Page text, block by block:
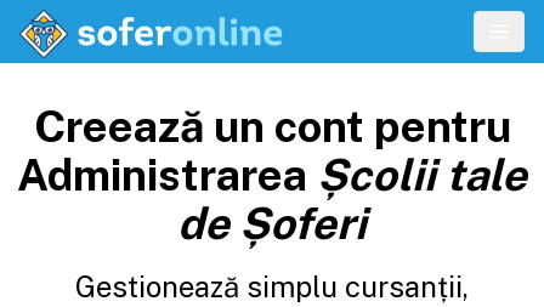
Creează un cont pentru
Administrarea Școlii tale
de Șoferi
Gestionează simplu cursanții,